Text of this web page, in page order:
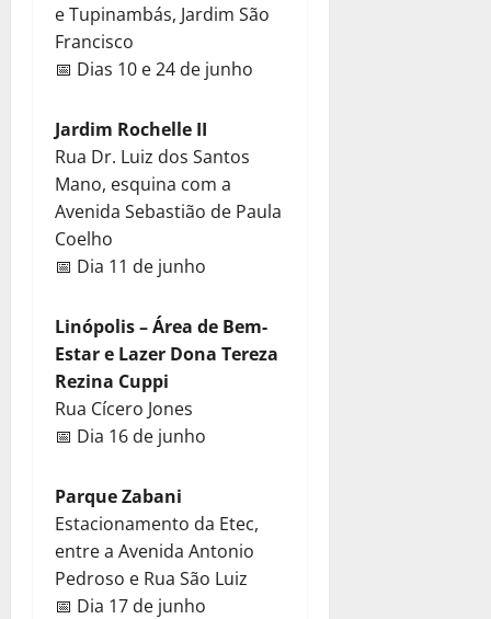
e Tupinambás, Jardim São
Francisco
📅 Dias 10 e 24 de junho
Jardim Rochelle II
Rua Dr. Luiz dos Santos
Mano, esquina com a
Avenida Sebastião de Paula
Coelho
📅 Dia 11 de junho
Linópolis – Área de Bem-
Estar e Lazer Dona Tereza
Rezina Cuppi
Rua Cícero Jones
📅 Dia 16 de junho
Parque Zabani
Estacionamento da Etec,
entre a Avenida Antonio
Pedroso e Rua São Luiz
📅 Dia 17 de junho